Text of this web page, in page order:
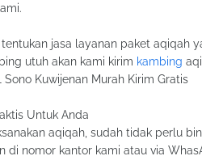
jasa layanan paket aqiqah
utuh akan kami kirim kambing
Kuwijenan Murah Kirim Gratis
Untuk Anda
aqiqah, sudah tidak perlu
di nomor kantor kami atau via